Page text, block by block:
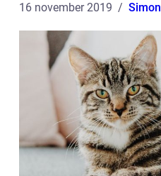
16 november 2019